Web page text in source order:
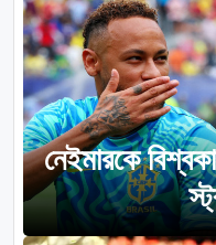
নেইমারকে